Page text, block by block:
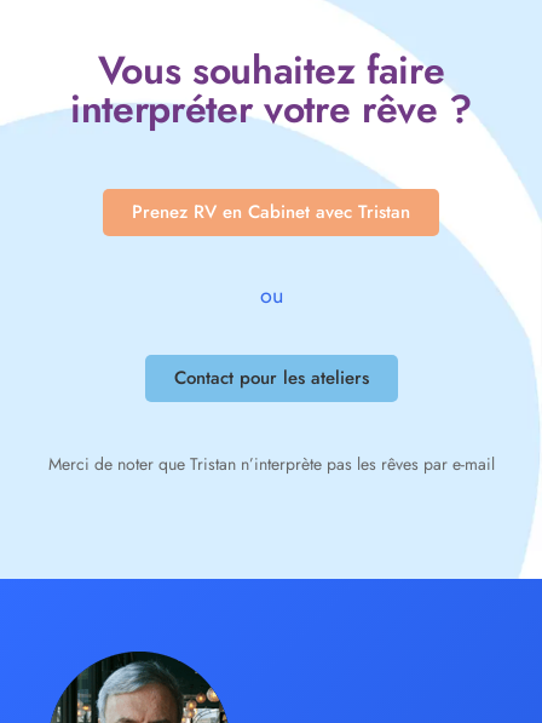
Vous souhaitez faire
interpréter votre rêve ?
Prenez RV en Cabinet avec Tristan
ou
Contact pour les ateliers
Merci de noter que Tristan n’interprète pas les rêves par e-mail